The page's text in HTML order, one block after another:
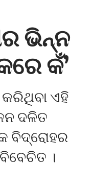
ଭିନ୍ନ
କଁ’
କରିଥିବା ଏହି
ଦଳିତ
ବିଦ୍ରୋହର
।